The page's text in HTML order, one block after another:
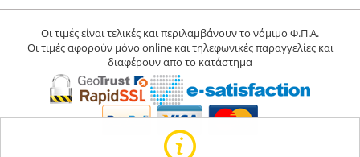
Οι τιμές είναι τελικές και περιλαμβάνουν το νόμιμο Φ.Π.Α.
Οι τιμές αφορούν μόνο online και τηλεφωνικές παραγγελίες και
διαφέρουν απο το κατάστημα